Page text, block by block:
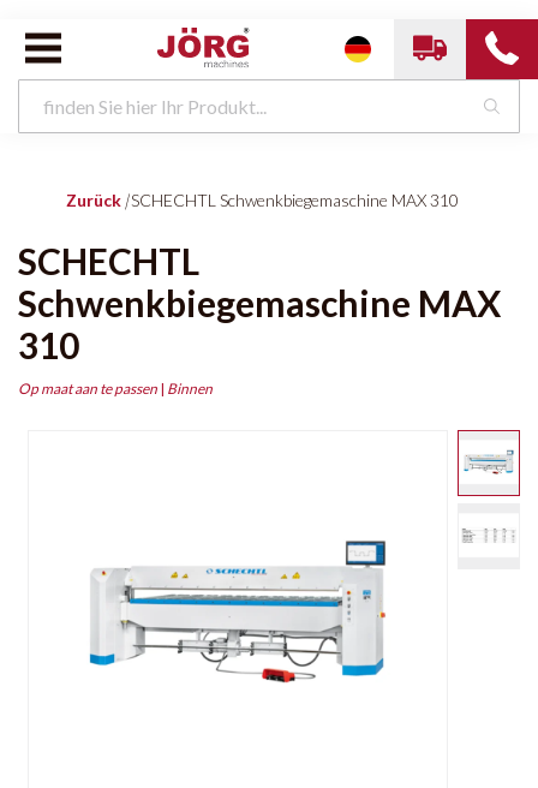
Zurück |SCHECHTL Schwenkbiegemaschine MAX 310
SCHECHTL
Schwenkbiegemaschine MAX
310
Op maat aan te passen | Binnen